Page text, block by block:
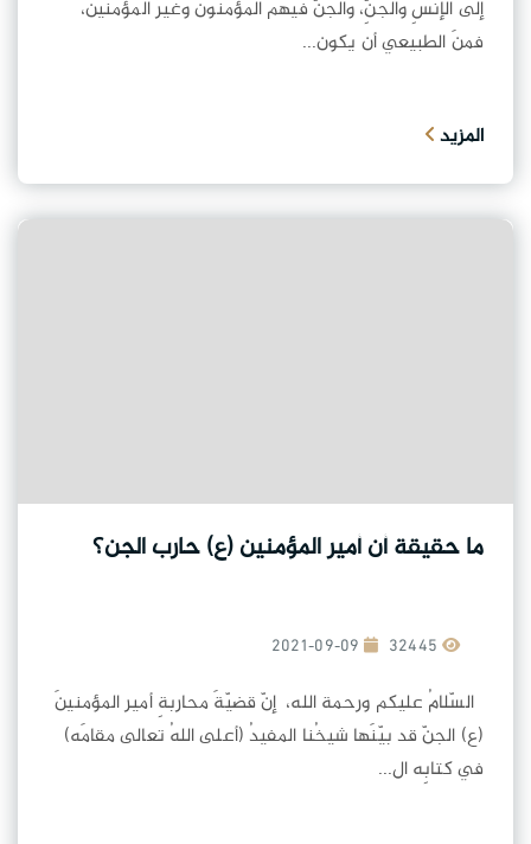
إلى الإنسِ والجنِّ، والجنُّ فيهم المؤمنونَ وغيرُ المؤمنين،
فمنَ الطبيعي أن يكون...
المزيد
ما حقيقة أن أمير المؤمنين (ع) حارب الجن؟
2021-09-09
السّلامُ عليكم ورحمة الله، إنّ قضيّةَ محاربةِ أمير المؤمنينَ
(ع) الجنّ قد بيّنَها شيخُنا المفيدُ (أعلى اللهُ تعالى مقامَه)
في كتابِه ال...